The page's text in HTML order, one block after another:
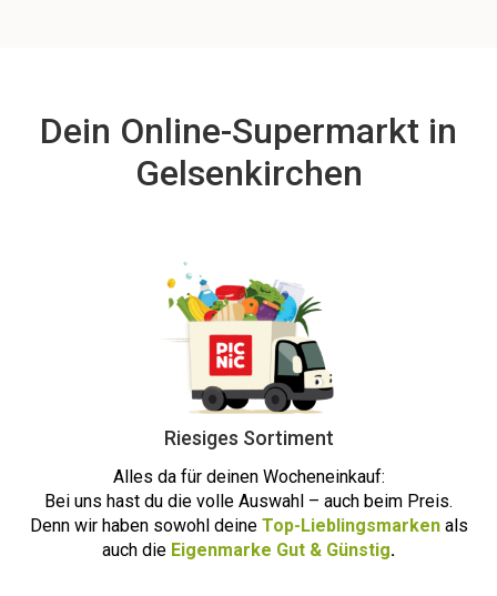
Dein Online-Supermarkt in
Gelsenkirchen
Riesiges Sortiment
Alles da für deinen Wocheneinkauf:
Bei uns hast du die volle Auswahl – auch beim Preis.
Denn wir haben sowohl deine Top-Lieblingsmarkenals
auch die Eigenmarke Gut & Günstig.